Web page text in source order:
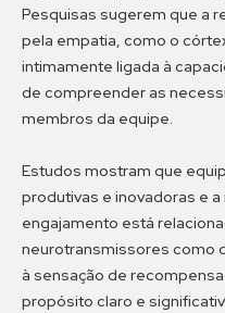
Pesquisas sugerem que a
pela empatia, como o
intimamente ligada à
de compreender as
membros da equipe.
Estudos mostram que
produtivas e inovadoras e
engajamento está
neurotransmissores como
à sensação de
propósito claro e